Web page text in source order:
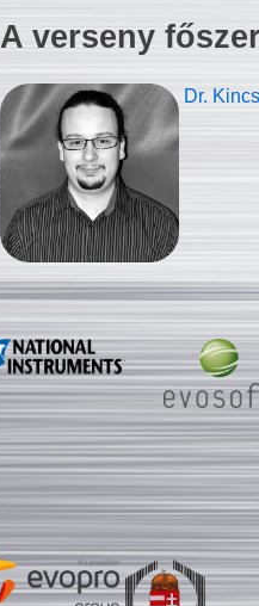
A verseny
Dr.